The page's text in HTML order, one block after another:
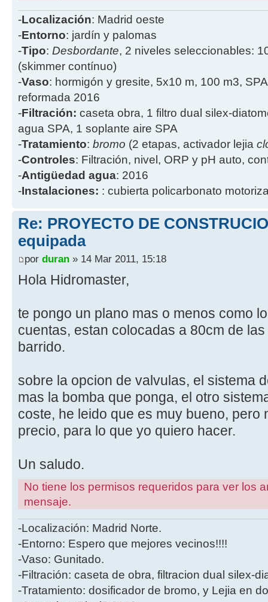
-Localización: Madrid oeste
-Entorno: jardín y palomas
-Tipo: Desbordante, 2 niveles seleccionables:
(skimmer contínuo)
-Vaso: hormigón y gresite, 5x10 m, 100 m3,
reformada 2016
-Filtración: caseta obra, 1 filtro dual silex-
agua SPA, 1 soplante aire SPA
-Tratamiento: bromo (2 etapas, activador lejia
-Controles: Filtración, nivel, ORP y pH auto,
-Antigüedad agua: 2016
-Instalaciones: : cubierta policarbonato
Re: PROYECTO DE
equipada
por duran » 14 Mar 2011, 15:18
Hola Hidromaster,
te pongo un plano mas o menos como
cuentas, estan colocadas a 80cm de
barrido.
sobre la opcion de valvulas, el sistema
mas la bomba que ponga, el otro
coste, he leido que es muy bueno, pero
precio, para lo que yo quiero hacer.
Un saludo.
No tiene los permisos requeridos para ver los
mensaje.
-Localización: Madrid Norte.
-Entorno: Espero que mejores vecinos!!!!
-Vaso: Gunitado.
-Filtración: caseta de obra, filtracion dual silex-
-Tratamiento: dosificador de bromo, y Lejia en